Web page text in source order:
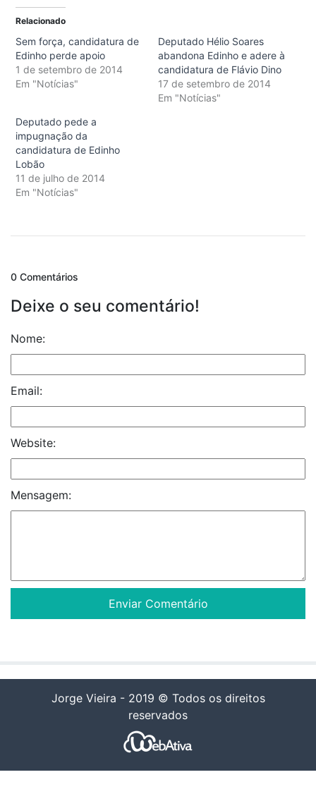
Relacionado
Sem força, candidatura de
Edinho perde apoio
1 de setembro de 2014
Em "Notícias"
Deputado Hélio Soares
abandona Edinho e adere à
candidatura de Flávio Dino
17 de setembro de 2014
Em "Notícias"
Deputado pede a
impugnação da
candidatura de Edinho
Lobão
11 de julho de 2014
Em "Notícias"
0 Comentários
Deixe o seu comentário!
Nome:
Email:
Website:
Mensagem:
Jorge Vieira - 2019 © Todos os direitos
reservados